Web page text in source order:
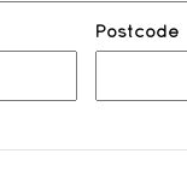
Postcode